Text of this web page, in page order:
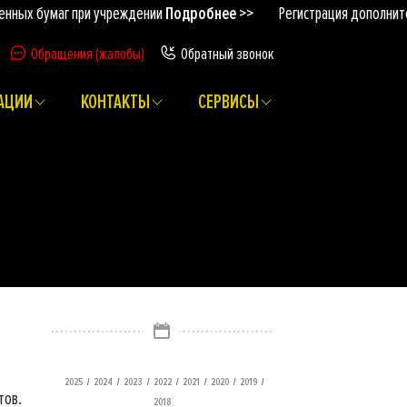
бумаг при учрежденииПодробнее >> Регистрация
Обращения (жалобы) Обратный звонок
КОНТАКТЫ СЕРВИСЫ
2025 / 2024 / 2023 / 2022 / 2021 / 2020 / 2019 /
2018